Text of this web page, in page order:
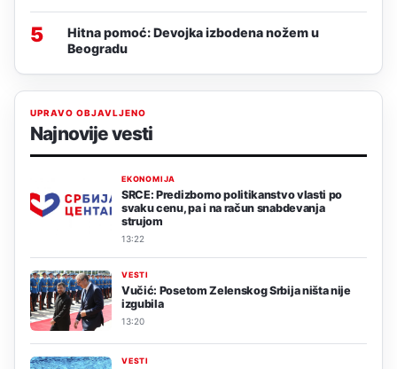
5
Hitna pomoć: Devojka izbodena nožem u
Beogradu
UPRAVO OBJAVLJENO
Najnovije vesti
EKONOMIJA
SRCE: Predizborno politikanstvo vlasti po
svaku cenu, pa i na račun snabdevanja
strujom
13:22
VESTI
Vučić: Posetom Zelenskog Srbija ništa nije
izgubila
13:20
VESTI